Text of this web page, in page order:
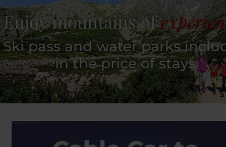
Enjoy mountains of
Ski pass and water parks
in the price of stays